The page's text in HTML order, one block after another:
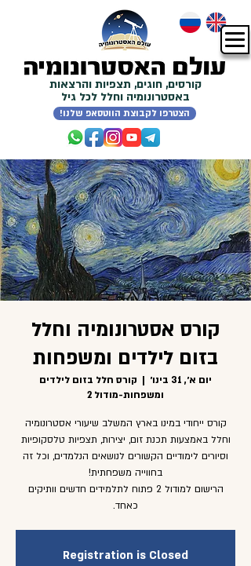
קורסים, חוגים, תצפיות והרצאות
באסטרונומיה וחלל לכל גיל
!הצטרפו לקבוצת הווטסאפ שלנו
קורס אסטרונומיה וחלל
בזום לילדים ומשפחות
יום א׳, 31 בינו׳
  |
קורס חלל בזום לילדים
ומשפחות-מודול 2
קורס ייחודי במינו בארץ המשלב שיעורי אסטרונומיה
וחלל באמצעות תכנת זום, יצירות, תצפיות טלסקופיות
וסיורים לימודיים הקשורים לנושאים הנלמדים, וכל זה
הרישום למודול 2 פתוח לתלמידים חדשים וותיקים
כאחד.
Registration is Closed